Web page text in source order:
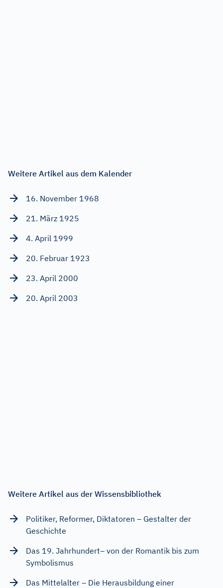
Weitere Artikel aus dem Kalender
16. November 1968
21. März 1925
4. April 1999
20. Februar 1923
23. April 2000
20. April 2003
Weitere Artikel aus der Wissensbibliothek
Politiker, Reformer, Diktatoren – Gestalter der
Geschichte
Das 19. Jahrhundert– von der Romantik bis zum
Symbolismus
Das Mittelalter – Die Herausbildung einer